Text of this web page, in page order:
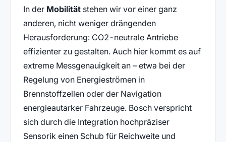
In der Mobilitätstehen wir vor einer ganz
anderen, nicht weniger drängenden
Herausforderung: CO2-neutrale Antriebe
effizienter zu gestalten. Auch hier kommt es auf
extreme Messgenauigkeit an – etwa bei der
Regelung von Energieströmen in
Brennstoffzellen oder der Navigation
energieautarker Fahrzeuge. Bosch verspricht
sich durch die Integration hochpräziser
Sensorik einen Schub für Reichweite und